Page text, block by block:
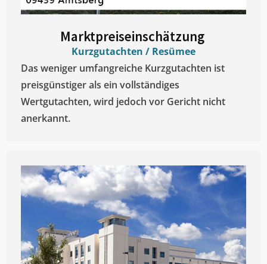
Marktpreiseinschätzung ​
Kurzgutachten / Resümee
Das weniger umfangreiche Kurzgutachten ist
preisgünstiger als ein vollständiges
Wertgutachten, wird jedoch vor Gericht nicht
anerkannt.